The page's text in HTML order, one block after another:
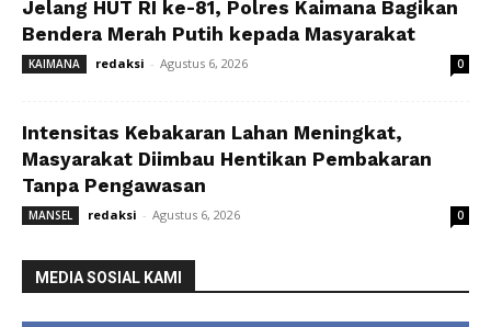
Jelang HUT RI ke-81, Polres Kaimana Bagikan
Bendera Merah Putih kepada Masyarakat
KAIMANA redaksi - Agustus 6, 2026 0
Intensitas Kebakaran Lahan Meningkat,
Masyarakat Diimbau Hentikan Pembakaran
Tanpa Pengawasan
MANSEL redaksi - Agustus 6, 2026 0
MEDIA SOSIAL KAMI